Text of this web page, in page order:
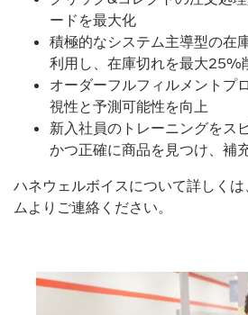
ードを最大化
積極的なシステム主導型の在
利用し、在庫切れを最大25%
オーダーフルフィルメントプ
視性と予測可能性を向上
新入社員のトレーニングをス
かつ正確に商品を見つけ、補
ハネウェルボイスについて詳しく
ムよりご連絡ください。